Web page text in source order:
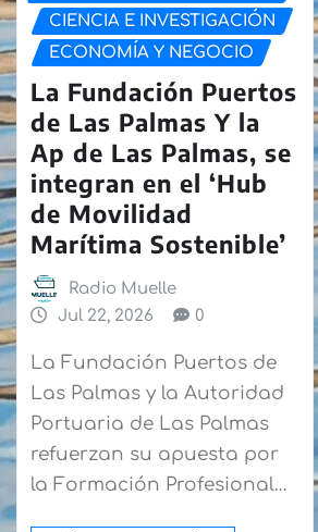
CIENCIA E INVESTIGACIÓN
ECONOMÍA Y NEGOCIO
La Fundación Puertos
de Las Palmas Y la
Ap de Las Palmas, se
integran en el ‘Hub
de Movilidad
Marítima Sostenible’
Radio Muelle
Jul 22, 2026
0
La Fundación Puertos de
Las Palmas y la Autoridad
Portuaria de Las Palmas
refuerzan su apuesta por
la Formación Profesional…